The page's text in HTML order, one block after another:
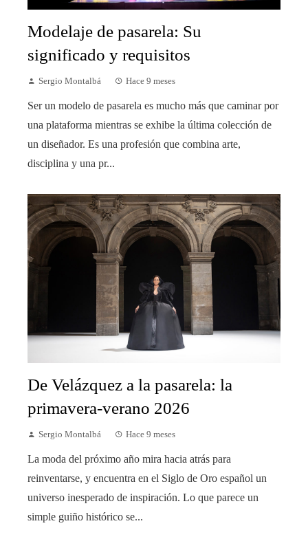
Modelaje de pasarela: Su
significado y requisitos
Sergio Montalbá Hace 9 meses
Ser un modelo de pasarela es mucho más que caminar por
una plataforma mientras se exhibe la última colección de
un diseñador. Es una profesión que combina arte,
disciplina y una pr...
De Velázquez a la pasarela: la
primavera-verano 2026
Sergio Montalbá Hace 9 meses
La moda del próximo año mira hacia atrás para
reinventarse, y encuentra en el Siglo de Oro español un
universo inesperado de inspiración. Lo que parece un
simple guiño histórico se...